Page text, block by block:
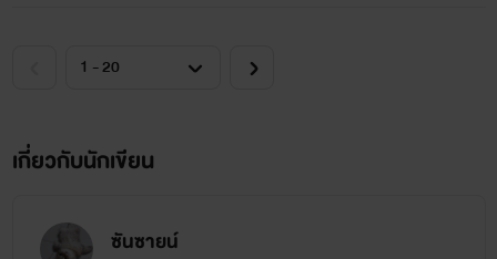
เกี่ยวกับนักเขียน
ซันซายน์